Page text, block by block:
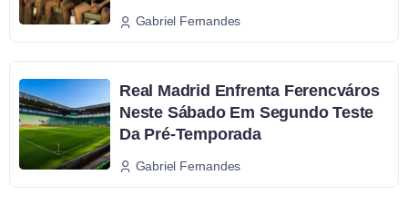
Gabriel Fernandes
Real Madrid Enfrenta Ferencváros
Neste Sábado Em Segundo Teste
Da Pré-Temporada
Gabriel Fernandes